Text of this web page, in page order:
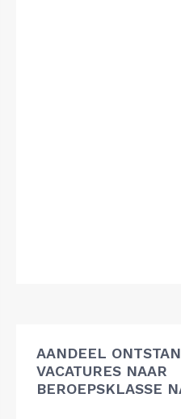
AANDEEL
VACATURES NAAR
BEROEPSKLASSE